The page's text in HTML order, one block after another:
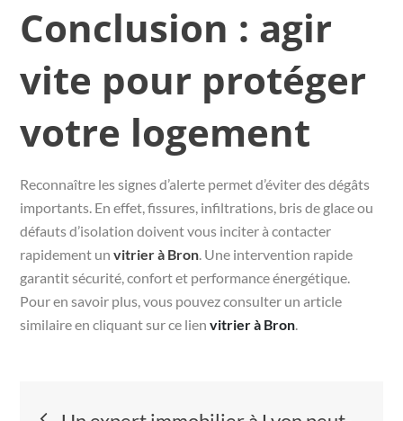
Conclusion : agir
vite pour protéger
votre logement
Reconnaître les signes d’alerte permet d’éviter des dégâts
importants. En effet, fissures, infiltrations, bris de glace ou
défauts d’isolation doivent vous inciter à contacter
rapidement unvitrier à Bron. Une intervention rapide
garantit sécurité, confort et performance énergétique.
Pour en savoir plus, vous pouvez consulter un article
similaire en cliquant sur ce lienvitrier à Bron.
Navigation